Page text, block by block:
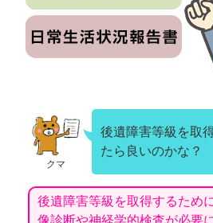
クマ
後遺障害等級を取
たら良いのかな？
後遺障害等級を取得するため
像診断や神経学的検査が必要